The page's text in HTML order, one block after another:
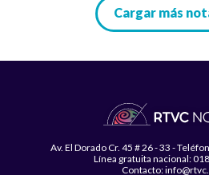
Cargar más
Av. El Dorado Cr. 45 # 26 - 33 -
Línea gratuita nacional:
Contacto: